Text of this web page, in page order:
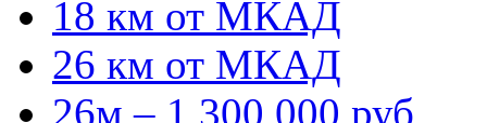
18 км от МКАД
26 км от МКАД
26м – 1 300 000 руб